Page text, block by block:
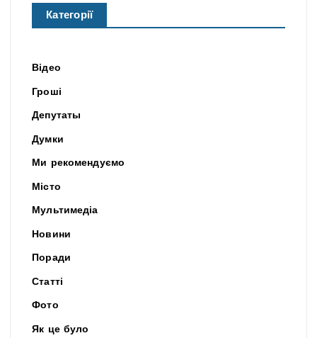
Категорії
Відео
Гроші
Депутаты
Думки
Ми рекомендуємо
Місто
Мультимедіа
Новини
Поради
Статті
Фото
Як це було